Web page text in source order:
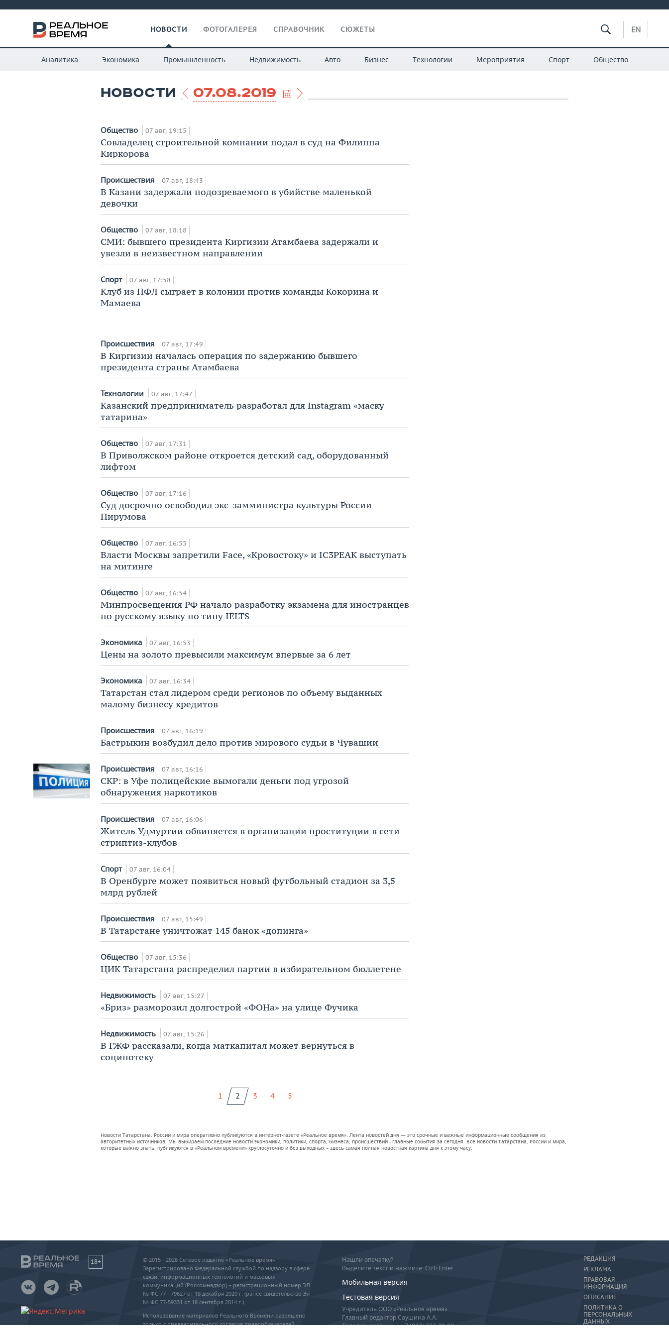
НОВОСТИ ФОТОГАЛЕРЕЯ СПРАВОЧНИК СЮЖЕТЫ EN
Аналитика Экономика Промышленность Недвижимость Авто Бизнес Технологии Мероприятия Спорт Общество
НОВОСТИ 07.08.2019
Общество 07 авг, 19:15
Совладелец строительной компании подал в суд на Филиппа
Киркорова
Происшествия 07 авг, 18:43
В Казани задержали подозреваемого в убийстве маленькой
девочки
Общество 07 авг, 18:18
СМИ: бывшего президента Киргизии Атамбаева задержали и
увезли в неизвестном направлении
Спорт 07 авг, 17:58
Клуб из ПФЛ сыграет в колонии против команды Кокорина и
Мамаева
Происшествия 07 авг, 17:49
В Киргизии началась операция по задержанию бывшего
президента страны Атамбаева
Технологии 07 авг, 17:47
Казанский предприниматель разработал для Instagram «маску
татарина»
Общество 07 авг, 17:31
В Приволжском районе откроется детский сад, оборудованный
лифтом
Общество 07 авг, 17:16
Суд досрочно освободил экс-замминистра культуры России
Пирумова
Общество 07 авг, 16:55
Власти Москвы запретили Face, «Кровостоку» и IC3PEAK выступать
на митинге
Общество 07 авг, 16:54
Минпросвещения РФ начало разработку экзамена для иностранцев
по русскому языку по типу IELTS
Экономика 07 авг, 16:53
Цены на золото превысили максимум впервые за 6 лет
Экономика 07 авг, 16:34
Татарстан стал лидером среди регионов по объему выданных
малому бизнесу кредитов
Происшествия 07 авг, 16:19
Бастрыкин возбудил дело против мирового судьи в Чувашии
Происшествия 07 авг, 16:16
СКР: в Уфе полицейские вымогали деньги под угрозой
обнаружения наркотиков
Происшествия 07 авг, 16:06
Житель Удмуртии обвиняется в организации проституции в сети
стриптиз-клубов
Спорт 07 авг, 16:04
В Оренбурге может появиться новый футбольный стадион за 3,5
млрд рублей
Происшествия 07 авг, 15:49
В Татарстане уничтожат 145 банок «допинга»
Общество 07 авг, 15:36
ЦИК Татарстана распределил партии в избирательном бюллетене
Недвижимость 07 авг, 15:27
«Бриз» разморозил долгострой «ФОНа» на улице Фучика
Недвижимость 07 авг, 15:26
В ГЖФ рассказали, когда маткапитал может вернуться в
соципотеку
1 2 3 4 5
Новости Татарстана, России и мира оперативно публикуются в интернет-газете «Реальное время». Лента новостей дня — это срочные и важные информационные сообщения из
авторитетных источников. Мы выбираем последние новости экономики, политики, спорта, бизнеса, происшествий - главные события за сегодня. Все новости Татарстана, России и мира,
которые важно знать, публикуются в «Реальном времени» круглосуточно и без выходных – здесь самая полная новостная картина дня к этому часу.
18+
© 2015 - 2026 Сетевое издание «Реальное время»
Зарегистрировано Федеральной службой по надзору в сфере
связи, информационных технологий и массовых
коммуникаций (Роскомнадзор) – регистрационный номер ЭЛ
№ ФС 77 - 79627 от 18 декабря 2020 г. (ранее свидетельство Эл
№ ФС 77-59331 от 18 сентября 2014 г.)
Использование материалов Реального Времени разрешено
только с предварительного согласия правообладателей,
Нашли опечатку?
Выделите текст и нажмите: Ctrl+Enter
Мобильная версия
Тестовая версия
Учредитель ООО «Реальное время»
Главный редактор Саушина А.А.
Телефон редакции: +7 (843) 222-90-80
РЕДАКЦИЯ
РЕКЛАМА
ПРАВОВАЯ
ИНФОРМАЦИЯ
ОПИСАНИЕ
ПОЛИТИКА О
ПЕРСОНАЛЬНЫХ
ДАННЫХ